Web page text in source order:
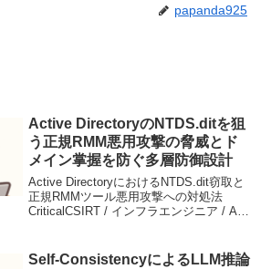
papanda925
Active DirectoryのNTDS.ditを狙
う正規RMM悪用攻撃の脅威とド
メイン掌握を防ぐ多層防御設計
Active DirectoryにおけるNTDS.dit窃取と
正規RMMツール悪用攻撃への対処法
CriticalCSIRT / インフラエンジニア / AD
証）です...
Self-ConsistencyによるLLM推論